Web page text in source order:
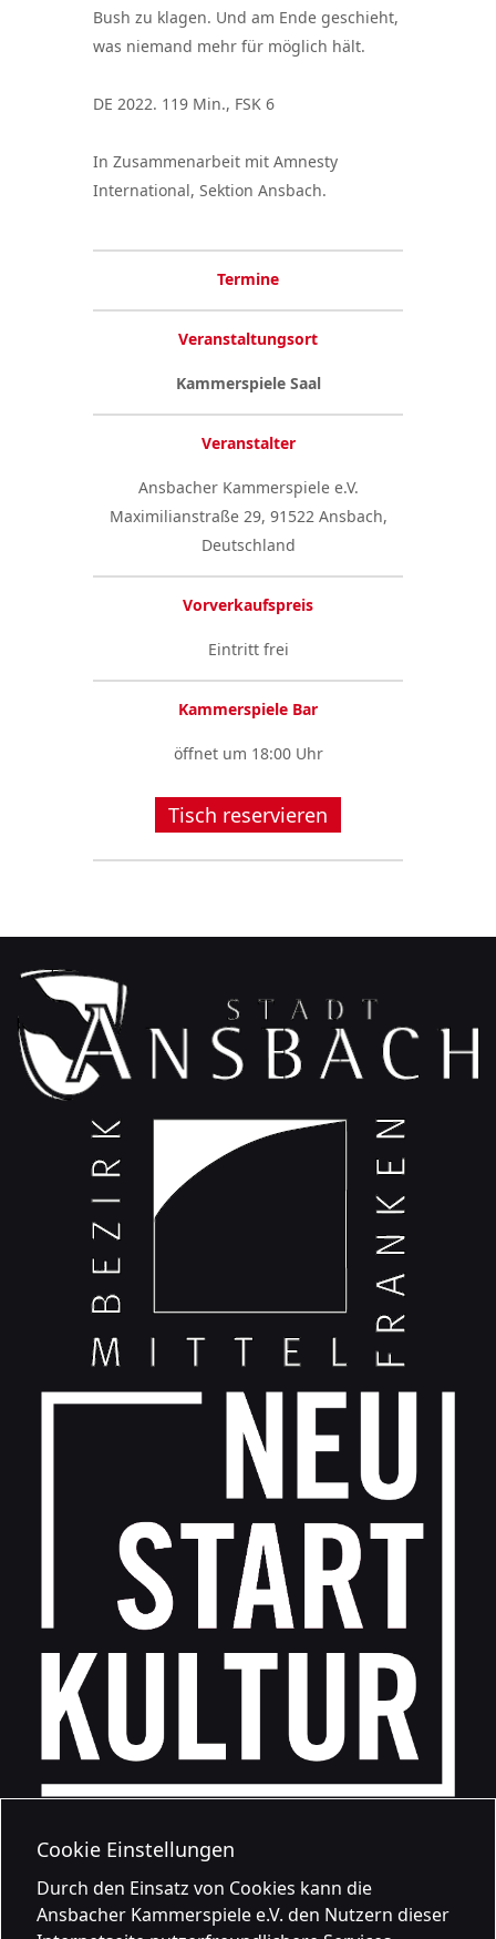
Cookie Einstellungen
Durch den Einsatz von Cookies kann die
Ansbacher Kammerspiele e.V. den Nutzern dieser
Bush zu klagen. Und am Ende geschieht,
was niemand mehr für möglich hält.
DE 2022. 119 Min., FSK 6
In Zusammenarbeit mit Amnesty
International, Sektion Ansbach.
Termine
Veranstaltungsort
Kammerspiele Saal
Veranstalter
Ansbacher Kammerspiele e.V.
Maximilianstraße 29, 91522 Ansbach,
Deutschland
Vorverkaufspreis
Eintritt frei
Kammerspiele Bar
öffnet um 18:00 Uhr
Tisch reservieren